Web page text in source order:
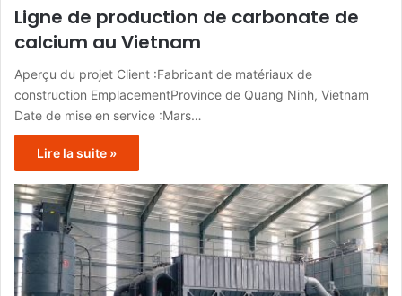
Ligne de production de carbonate de
calcium au Vietnam
Aperçu du projet Client :Fabricant de matériaux de
construction EmplacementProvince de Quang Ninh, Vietnam
Date de mise en service :Mars…
Lire la suite »